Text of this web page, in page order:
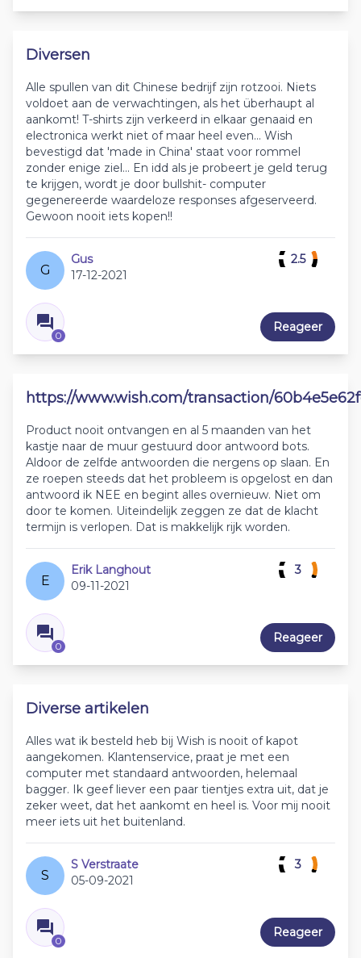
Diversen
Alle spullen van dit Chinese bedrijf zijn rotzooi. Niets
voldoet aan de verwachtingen, als het überhaupt al
aankomt! T-shirts zijn verkeerd in elkaar genaaid en
electronica werkt niet of maar heel even... Wish
bevestigd dat 'made in China' staat voor rommel
zonder enige ziel... En idd als je probeert je geld terug
te krijgen, wordt je door bullshit- computer
gegenereerde waardeloze responses afgeserveerd.
Gewoon nooit iets kopen!!
G
Gus
17-12-2021
0
2.5
Reageer
https://www.wish.com/transaction/
Product nooit ontvangen en al 5 maanden van het
kastje naar de muur gestuurd door antwoord bots.
Aldoor de zelfde antwoorden die nergens op slaan. En
ze roepen steeds dat het probleem is opgelost en dan
antwoord ik NEE en begint alles overnieuw. Niet om
door te komen. Uiteindelijk zeggen ze dat de klacht
termijn is verlopen. Dat is makkelijk rijk worden.
E
Erik Langhout
09-11-2021
0
3
Reageer
Diverse artikelen
Alles wat ik besteld heb bij Wish is nooit of kapot
aangekomen. Klantenservice, praat je met een
computer met standaard antwoorden, helemaal
bagger. Ik geef liever een paar tientjes extra uit, dat je
zeker weet, dat het aankomt en heel is. Voor mij nooit
meer iets uit het buitenland.
S
S Verstraate
05-09-2021
0
3
Reageer